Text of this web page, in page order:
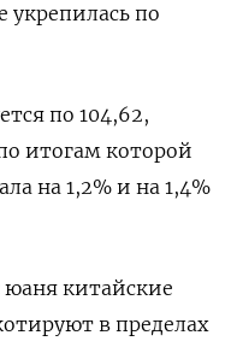
укрепилась по
по 104,62,
итогам которой
на 1,2% и на 1,4%
китайские
в пределах